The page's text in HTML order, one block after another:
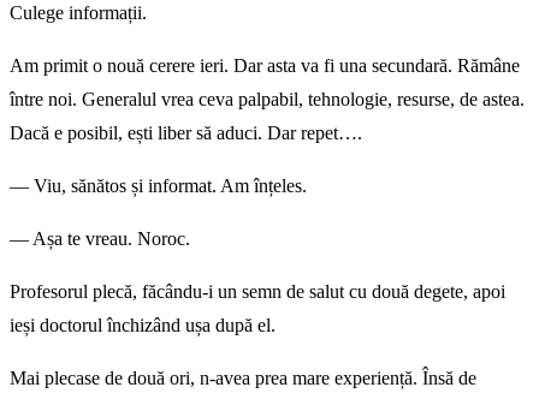
Culege informații.
Am primit o nouă cerere ieri. Dar asta va fi una secundară. Rămâne
între noi. Generalul vrea ceva palpabil, tehnologie, resurse, de astea.
Dacă e posibil, ești liber să aduci. Dar repet….
— Viu, sănătos și informat. Am înțeles.
— Așa te vreau. Noroc.
Profesorul plecă, făcându-i un semn de salut cu două degete, apoi
ieși doctorul închizând ușa după el.
Mai plecase de două ori, n-avea prea mare experiență. Însă de